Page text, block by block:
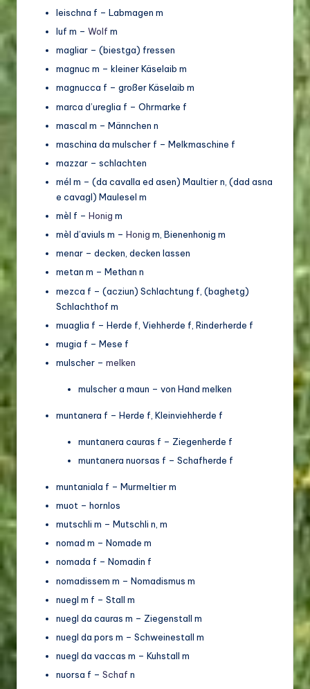
leischna f – Labmagen m
luf m – Wolf m
magliar – (biestga) fressen
magnuc m – kleiner Käselaib m
magnucca f – großer Käselaib m
marca d’ureglia f – Ohrmarke f
mascal m – Männchen n
maschina da mulscher f – Melkmaschine f
mazzar – schlachten
mél m – (da cavalla ed asen) Maultier n, (dad asna
e cavagl) Maulesel m
mèl f – Honig m
mèl d’aviuls m – Honig m, Bienenhonig m
menar – decken, decken lassen
metan m – Methan n
mezca f – (acziun) Schlachtung f, (baghetg)
Schlachthof m
muaglia f – Herde f, Viehherde f, Rinderherde f
mugia f – Mese f
mulscher – melken
mulscher a maun – von Hand melken
muntanera f – Herde f, Kleinviehherde f
muntanera cauras f – Ziegenherde f
muntanera nuorsas f – Schafherde f
muntaniala f – Murmeltier m
muot – hornlos
mutschli m – Mutschli n, m
nomad m – Nomade m
nomada f – Nomadin f
nomadissem m – Nomadismus m
nuegl m f – Stall m
nuegl da cauras m – Ziegenstall m
nuegl da pors m – Schweinestall m
nuegl da vaccas m – Kuhstall m
nuorsa f – Schaf n